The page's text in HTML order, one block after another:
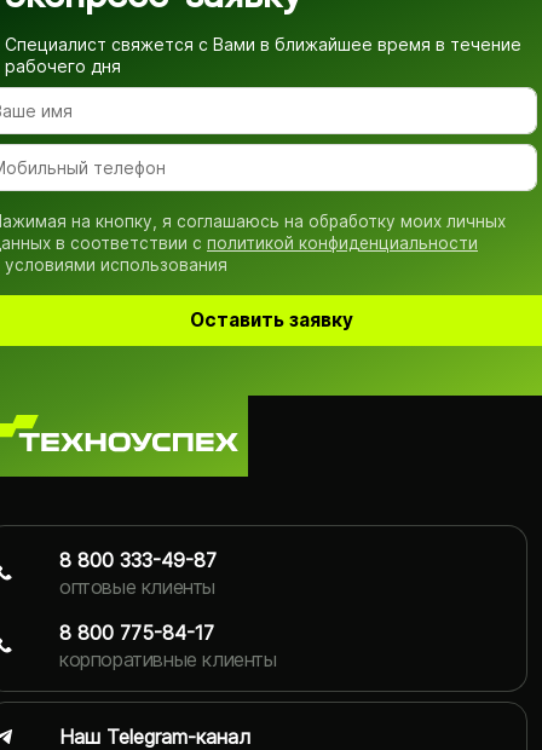
Специалист свяжется с Вами в ближайшее время в течение
рабочего дня
на кнопку, я соглашаюсь на обработку моих личных
в соответствии с политикой конфиденциальности
условиями использования
Оставить заявку
8 800 333-49-87
оптовые клиенты
8 800 775-84-17
корпоративные клиенты
Наш Telegram-канал